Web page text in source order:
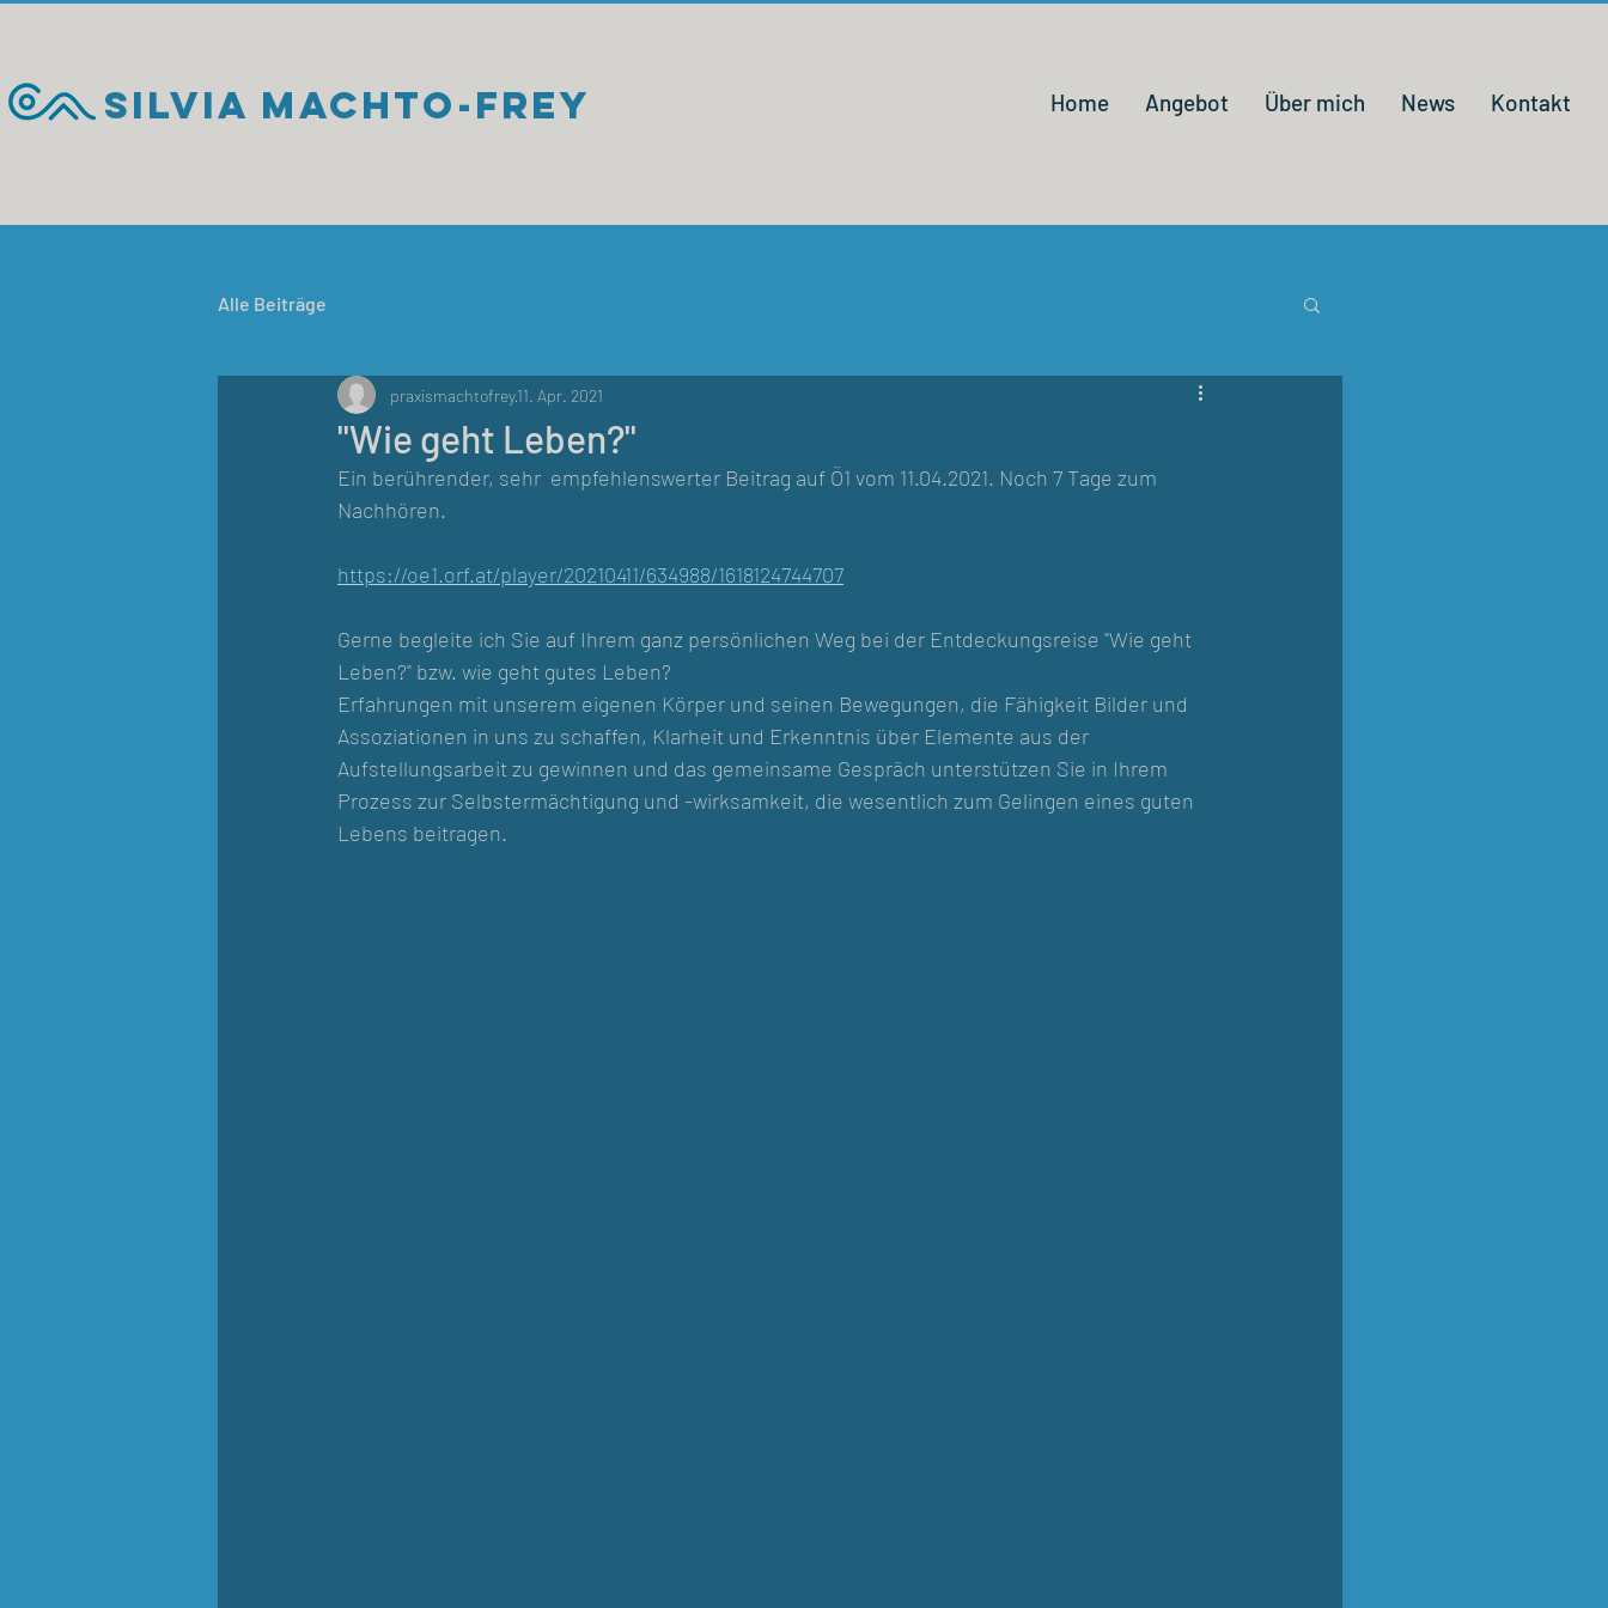
Silvia Machto-Frey Home Angebot Über mich News Kontakt
Alle Beiträge
"Wie geht Leben?"
praxismachtofrey11. Apr. 2021
Ein berührender, sehr  empfehlenswerter Beitrag auf Ö1 vom 11.04.2021. Noch 7 Tage zum
Nachhören.
https://oe1.orf.at/player/20210411/634988/1618124744707
Gerne begleite ich Sie auf Ihrem ganz persönlichen Weg bei der Entdeckungsreise "Wie geht
Leben?" bzw. wie geht gutes Leben?
Erfahrungen mit unserem eigenen Körper und seinen Bewegungen, die Fähigkeit Bilder und
Assoziationen in uns zu schaffen, Klarheit und Erkenntnis über Elemente aus der
Aufstellungsarbeit zu gewinnen und das gemeinsame Gespräch unterstützen Sie in Ihrem
Prozess zur Selbstermächtigung und -wirksamkeit, die wesentlich zum Gelingen eines guten
Lebens beitragen.